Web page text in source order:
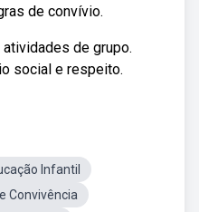
de convívio.
de grupo.
social e respeito.
Infantil
Convivência